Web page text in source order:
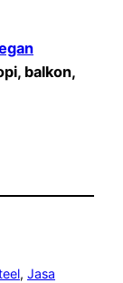
balkon,
, Jasa